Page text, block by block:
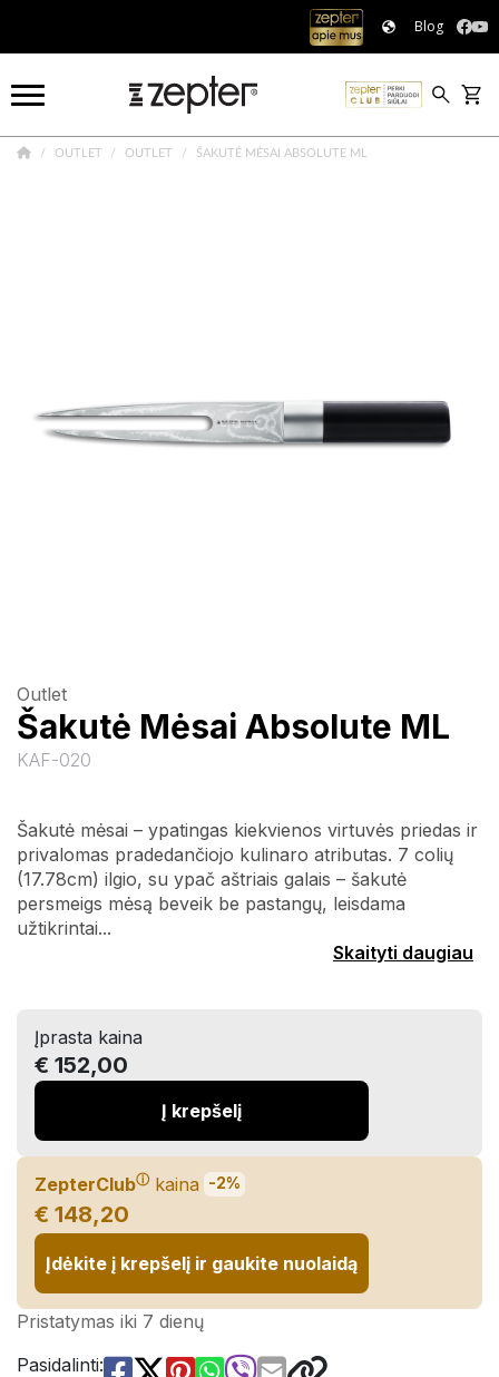
Blog
OUTLET OUTLET ŠAKUTĖ MĖSAI ABSOLUTE ML
Outlet
Šakutė Mėsai Absolute ML
KAF-020
Šakutė mėsai – ypatingas kiekvienos virtuvės priedas ir
privalomas pradedančiojo kulinaro atributas. 7 colių
(17.78cm) ilgio, su ypač aštriais galais – šakutė
persmeigs mėsą beveik be pastangų, leisdama
užtikrintai...
Skaityti daugiau
Įprasta kaina
€ 152,00
Į krepšelį
ZepterClubⓘ kaina -2%
€ 148,20
Įdėkite į krepšelį ir gaukite nuolaidą
Pristatymas iki 7 dienų
Pasidalinti: